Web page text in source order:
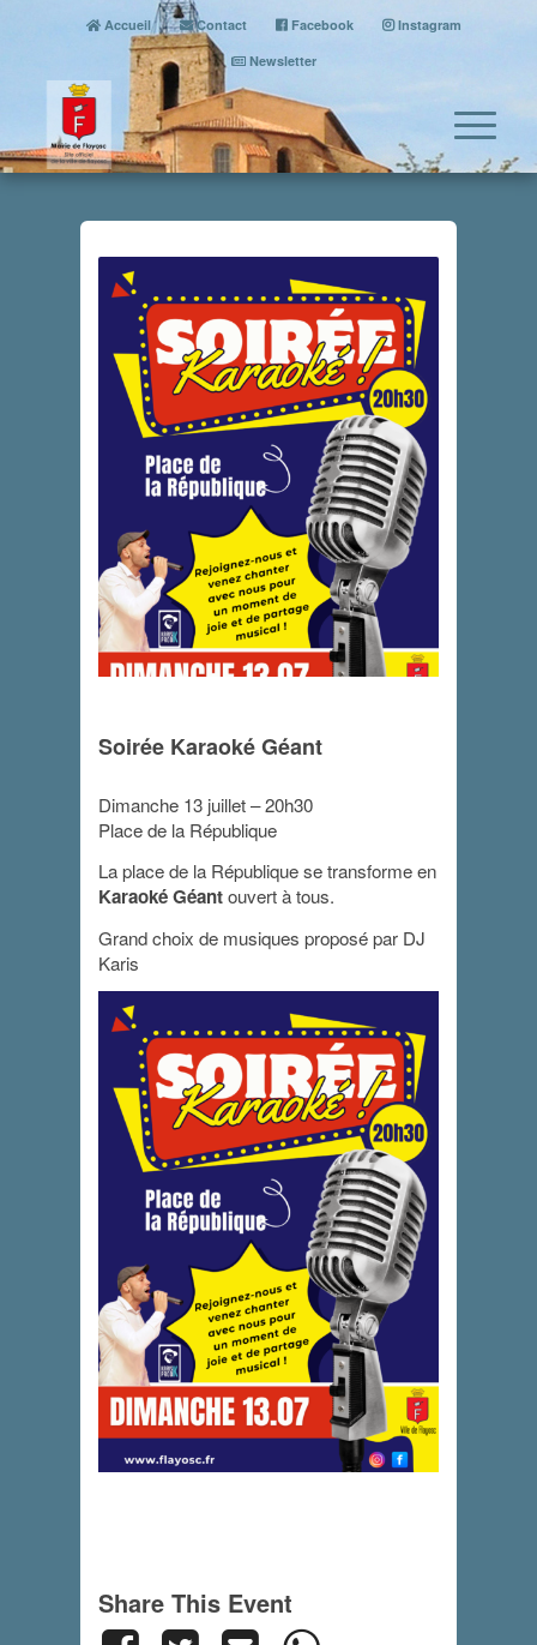
Accueil Contact Facebook
Instagram
Newsletter
Géant
Soirée Karaoké Géant
Dimanche 13 juillet – 20h30
Place de la République
La place de la République se transforme en
Karaoké Géantouvert à tous.
Grand choix de musiques proposé par DJ
Karis
Share This Event